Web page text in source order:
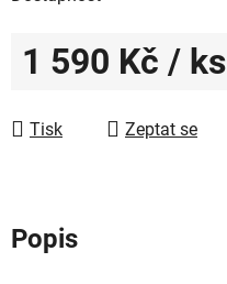
1 590 Kč / ks
Tisk
Zeptat se
Popis